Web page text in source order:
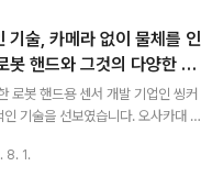
기술, 카메라 없이 물체를 인
봇 핸드와 그것의 다양한 응
로봇 핸드용 센서 개발 기업인 씽커
기술을 선보였습니다. 오사카대 고
체를 인식하고 픽킹할 수 있는 차세
8. 1.